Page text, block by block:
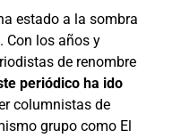
estado a la sombra
Con los años y
de renombre
periódico ha ido
columnistas de
grupo como El